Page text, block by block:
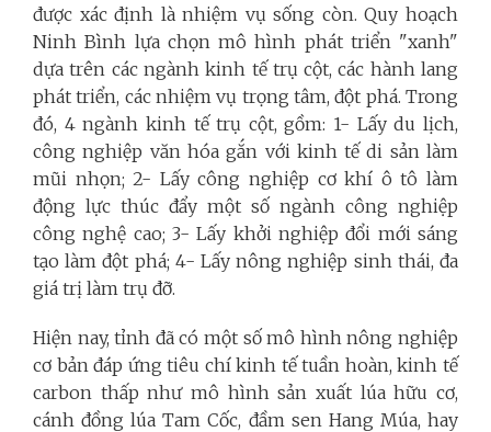
được xác định là nhiệm vụ sống còn. Quy hoạch
Ninh Bình lựa chọn mô hình phát triển "xanh"
dựa trên các ngành kinh tế trụ cột, các hành lang
phát triển, các nhiệm vụ trọng tâm, đột phá. Trong
đó, 4 ngành kinh tế trụ cột, gồm: 1- Lấy du lịch,
công nghiệp văn hóa gắn với kinh tế di sản làm
mũi nhọn; 2- Lấy công nghiệp cơ khí ô tô làm
động lực thúc đẩy một số ngành công nghiệp
công nghệ cao; 3- Lấy khởi nghiệp đổi mới sáng
tạo làm đột phá; 4- Lấy nông nghiệp sinh thái, đa
giá trị làm trụ đỡ.
Hiện nay, tỉnh đã có một số mô hình nông nghiệp
cơ bản đáp ứng tiêu chí kinh tế tuần hoàn, kinh tế
carbon thấp như mô hình sản xuất lúa hữu cơ,
cánh đồng lúa Tam Cốc, đầm sen Hang Múa, hay